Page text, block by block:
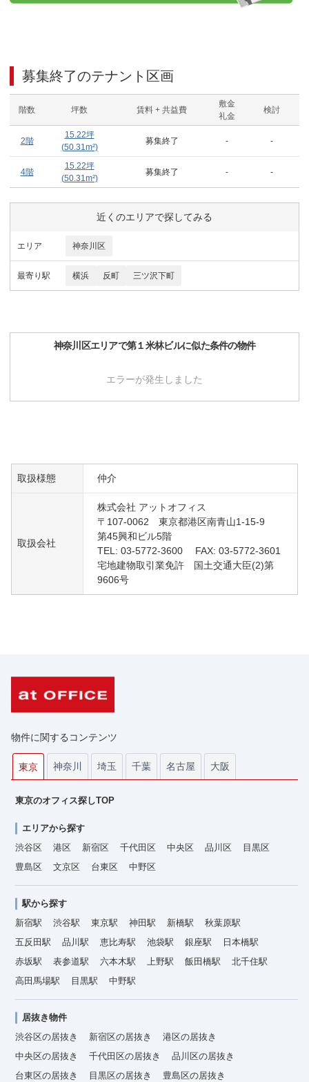
募集終了のテナント区画
階数 坪数 賃料 + 共益費
敷金
礼金
検討
2階
15.22坪
(50.31m²)
募集終了 - -
4階
15.22坪
(50.31m²)
募集終了 - -
近くのエリアで探してみる
エリア 神奈川区
最寄り駅 横浜 反町 三ツ沢下町
神奈川区エリアで第１米林ビルに似た条件の物件
エラーが発生しました
取扱様態 仲介
取扱会社
株式会社 アットオフィス
〒107-0062 東京都港区南青山1-15-9
第45興和ビル5階
TEL: 03-5772-3600 FAX: 03-5772-3601
宅地建物取引業免許 国土交通大臣(2)第
9606号
物件に関するコンテンツ
東京 神奈川 埼玉 千葉 名古屋 大阪
東京のオフィス探しTOP
エリアから探す
渋谷区
港区 新宿区 千代田区 中央区 品川区
目黒区
豊島区
文京区 台東区 中野区
駅から探す
新宿駅
渋谷駅 東京駅 神田駅 新橋駅
秋葉原駅
五反田駅
品川駅 恵比寿駅 池袋駅 銀座駅
日本橋駅
赤坂駅
表参道駅 六本木駅 上野駅 飯田橋駅
北千住駅
高田馬場駅
目黒駅 中野駅
居抜き物件
渋谷区の居抜き
新宿区の居抜き
港区の居抜き
中央区の居抜き
千代田区の居抜き
品川区の居抜き
台東区の居抜き
目黒区の居抜き
豊島区の居抜き